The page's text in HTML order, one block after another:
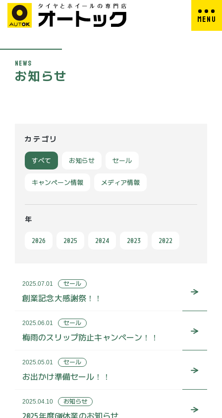
MEN U
NEWS
お知 らせ
カテゴリ
すべて お知らせ セール
キャンペーン情報 メディア情報
年
2026 2025 2024 2023 2022
2025.07.01 セール
創業記念大感謝祭！！
2025.06.01 セール
梅雨のスリップ防止キャンペーン！！
2025.05.01 セール
お出かけ準備セール！！
2025.04.10 お知らせ
2025年度GW休業のお知らせ